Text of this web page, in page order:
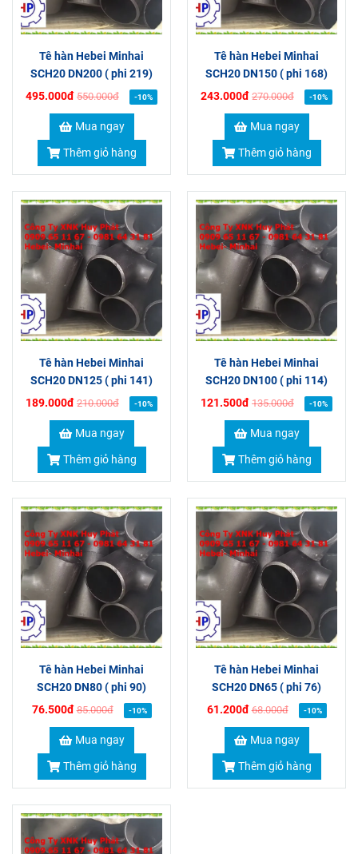
Tê hàn Hebei Minhai
SCH20 DN200 ( phi 219)
495.000đ 550.000đ -10%
Mua ngay
Thêm giỏ hàng
Tê hàn Hebei Minhai
SCH20 DN150 ( phi 168)
243.000đ 270.000đ -10%
Mua ngay
Thêm giỏ hàng
Tê hàn Hebei Minhai
SCH20 DN125 ( phi 141)
189.000đ 210.000đ -10%
Mua ngay
Thêm giỏ hàng
Tê hàn Hebei Minhai
SCH20 DN100 ( phi 114)
121.500đ 135.000đ -10%
Mua ngay
Thêm giỏ hàng
Tê hàn Hebei Minhai
SCH20 DN80 ( phi 90)
76.500đ 85.000đ -10%
Mua ngay
Thêm giỏ hàng
Tê hàn Hebei Minhai
SCH20 DN65 ( phi 76)
61.200đ 68.000đ -10%
Mua ngay
Thêm giỏ hàng